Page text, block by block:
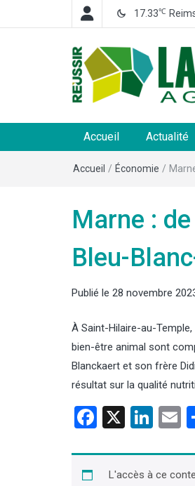
17.33℃
La Marne
et rurales
Accueil Actualité
Accueil / Économie /
Marne :
Bleu-
Publié le 28 novembre
À Saint-Hilaire-au-
bien-être animal sont
Blanckaert et son frère
résultat sur la qualité
Facebook
X
L'accès à ce